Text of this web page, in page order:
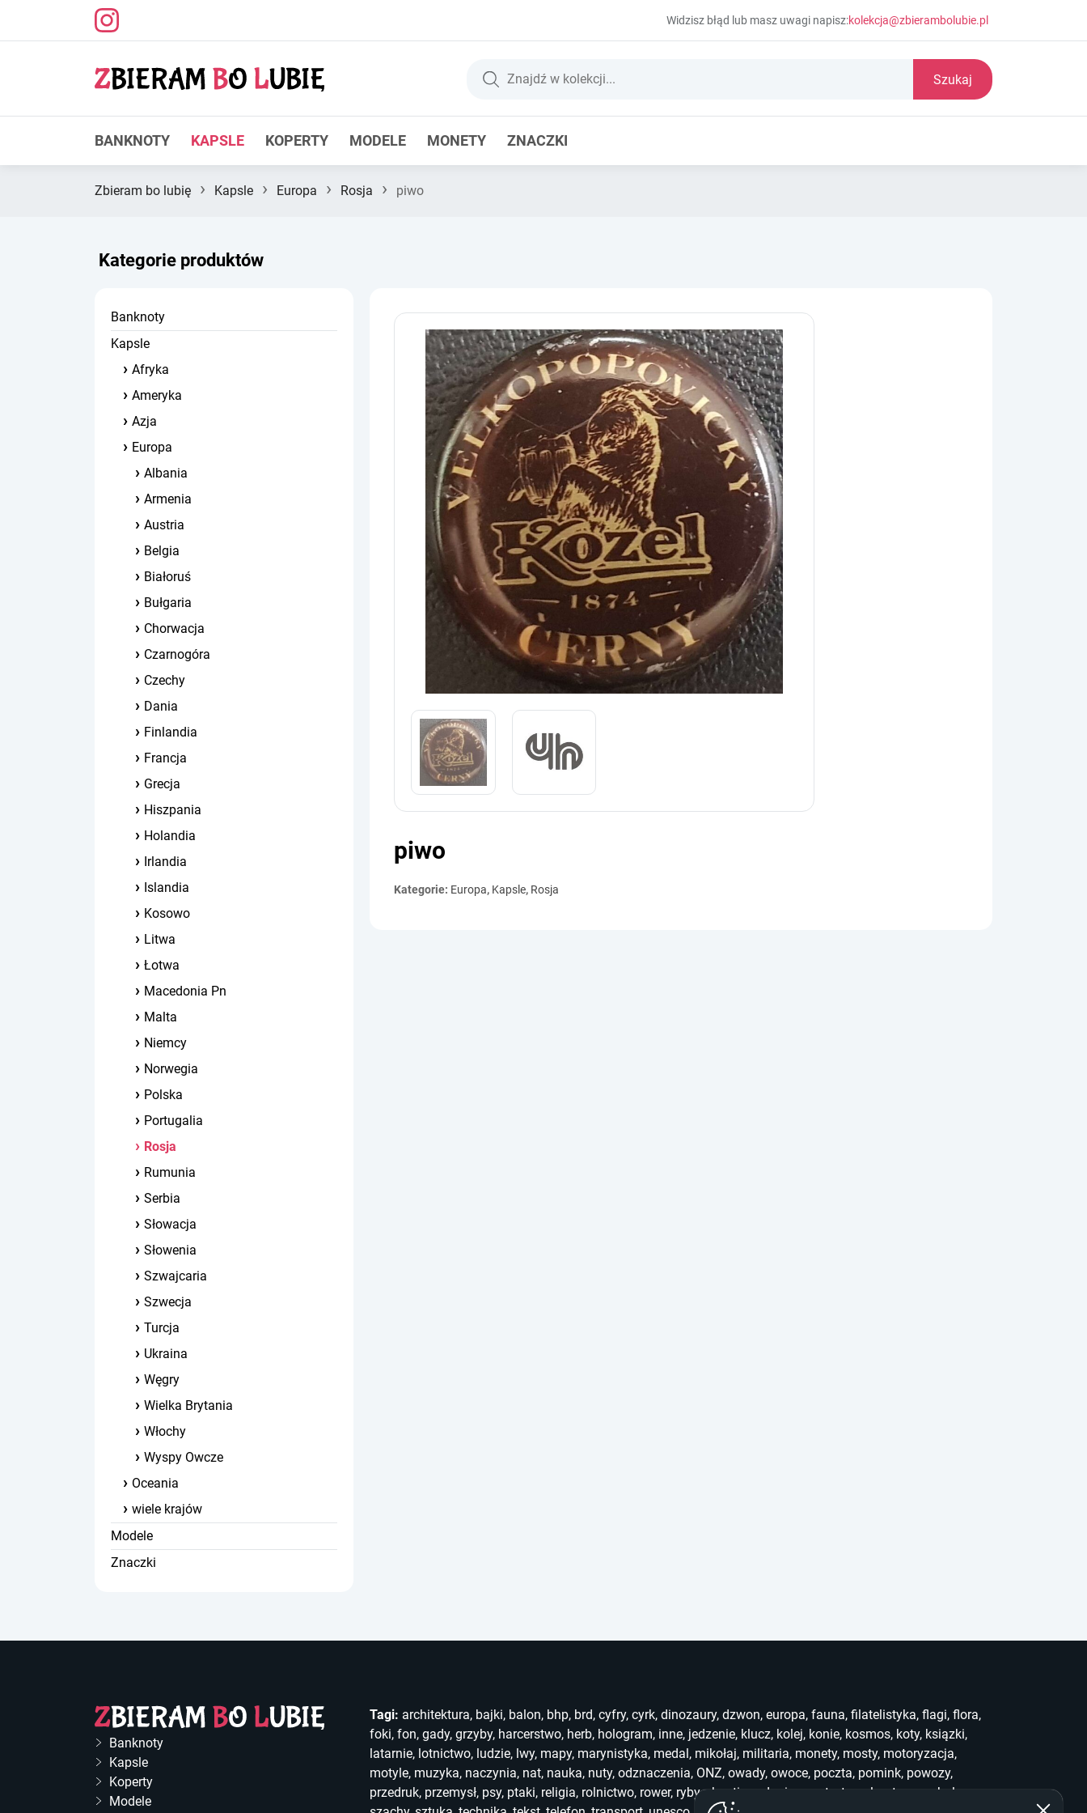
Widzisz błąd lub masz uwagi napisz:kolekcja@zbierambolubie.pl
Szukaj
BANKNOTY KAPSLE KOPERTY MODELE MONETY ZNACZKI
Zbieram bo lubię › Kapsle › Europa › Rosja › piwo
Kategorie produktów
Banknoty
Kapsle
Afryka
Ameryka
Azja
Europa
Albania
Armenia
Austria
Belgia
Białoruś
Bułgaria
Chorwacja
Czarnogóra
Czechy
Dania
Finlandia
Francja
Grecja
Hiszpania
Holandia
Irlandia
Islandia
Kosowo
Litwa
Łotwa
Macedonia Pn
Malta
Niemcy
Norwegia
Polska
Portugalia
Rosja
Rumunia
Serbia
Słowacja
Słowenia
Szwajcaria
Szwecja
Turcja
Ukraina
Węgry
Wielka Brytania
Włochy
Wyspy Owcze
Oceania
wiele krajów
Modele
Znaczki
piwo
Kategorie: Europa, Kapsle, Rosja
Banknoty
Kapsle
Koperty
Modele
Tagi: architektura, bajki, balon, bhp, brd, cyfry, cyrk, dinozaury, dzwon, europa, fauna, filatelistyka, flagi, flora,
foki, fon, gady, grzyby, harcerstwo, herb, hologram, inne, jedzenie, klucz, kolej, konie, kosmos, koty, ksiązki,
latarnie, lotnictwo, ludzie, lwy, mapy, marynistyka, medal, mikołaj, militaria, monety, mosty, motoryzacja,
motyle, muzyka, naczynia, nat, nauka, nuty, odznaczenia, ONZ, owady, owoce, poczta, pomink, powozy,
przedruk, przemysł, psy, ptaki, religia, rolnictwo, rower, ryby,skauting słonie sport stemple stra symbole